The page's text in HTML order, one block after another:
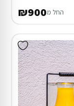
החל מ₪900